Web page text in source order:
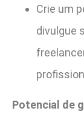
Crie um
divulgue
Potencial de